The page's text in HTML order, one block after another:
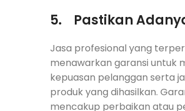
5. Pastikan
Jasa profesional yang
menawarkan garansi untuk
kepuasan pelanggan serta
produk yang dihasilkan.
mencakup perbaikan atau